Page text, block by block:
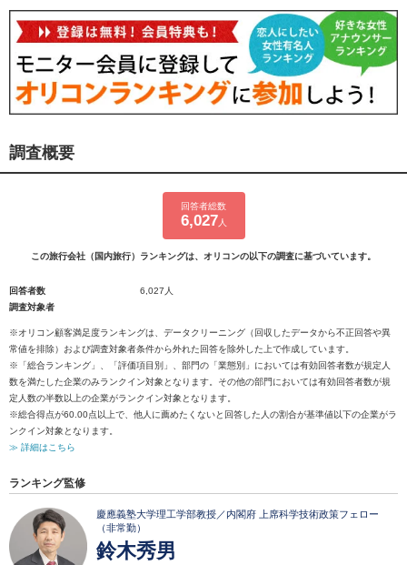
調査概要
回答者総数
6,027 人
この旅行会社（国内旅行）ランキングは、オリコンの以下の調査に基づいています。
回答者数
6,027人
調査対象者
※オリコン顧客満足度ランキングは、データクリーニング（回収したデータから不正回答や異
常値を排除）および調査対象者条件から外れた回答を除外した上で作成しています。
※「総合ランキング」、「評価項目別」、部門の「業態別」においては有効回答者数が規定人
数を満たした企業のみランクイン対象となります。その他の部門においては有効回答者数が規
定人数の半数以上の企業がランクイン対象となります。
※総合得点が60.00点以上で、他人に薦めたくないと回答した人の割合が基準値以下の企業がラ
ンクイン対象となります。
≫ 詳細はこちら
ランキング監修
慶應義塾大学理工学部教授／内閣府 上席科学技術政策フェロー
（非常勤）
鈴木秀男